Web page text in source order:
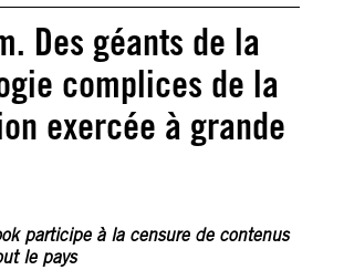
Des géants de la
complices de la
exercée à grande
participe à la censure de contenus
le pays